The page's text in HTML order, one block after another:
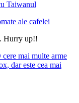
Taiwanul
ale cafelei
Hurry up!!
mai multe arme
dar este cea mai